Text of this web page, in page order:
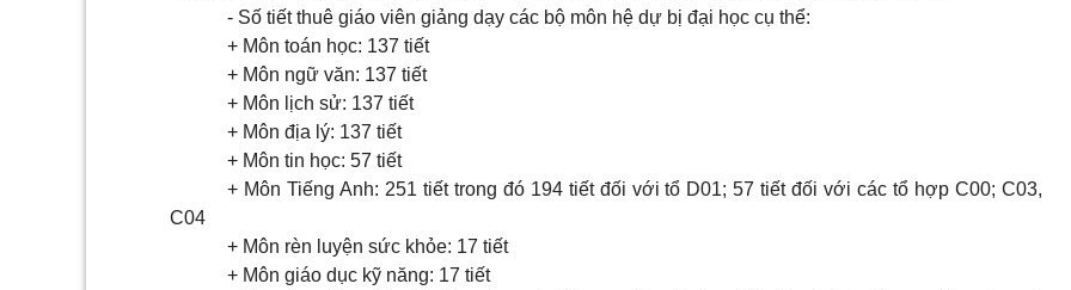
- Số tiết thuê giáo viên giảng dạy các bộ môn hệ dự bị đại học cụ thể:
+ Môn toán học: 137 tiết
+ Môn ngữ văn: 137 tiết
+ Môn lịch sử: 137 tiết
+ Môn địa lý: 137 tiết
+ Môn tin học: 57 tiết
+ Môn Tiếng Anh: 251 tiết trong đó 194 tiết đối với tổ D01; 57 tiết đối với các tổ hợp C00; C03,
C04
+ Môn rèn luyện sức khỏe: 17 tiết
+ Môn giáo dục kỹ năng: 17 tiết